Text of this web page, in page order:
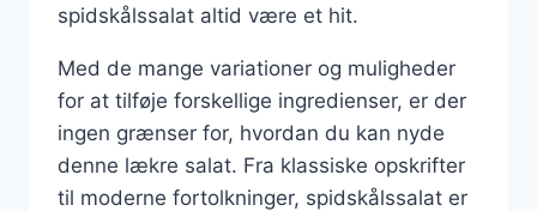
spidskålssalat altid være et hit.
Med de mange variationer og muligheder
for at tilføje forskellige ingredienser, er der
ingen grænser for, hvordan du kan nyde
denne lækre salat. Fra klassiske opskrifter
til moderne fortolkninger, spidskålssalat er